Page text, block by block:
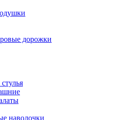
дорожки
наволочки